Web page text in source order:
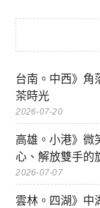
台南。中西》角
茶時光
2026-07-20
高雄。小港》微
心、解放雙手的
2026-07-07
雲林。四湖》中